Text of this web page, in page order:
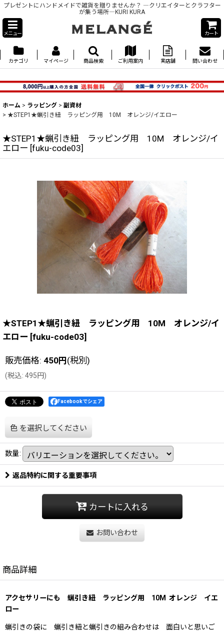
プレゼントにハンドメイドで雑貨を贈りませんか？ ―クリエイターとクラフター
が集う場所―KURI KURA
メニュー カート
カテゴリ マイページ 商品検索 ご利用案内 実店舗 問い合わせ
ホーム > ラッピング > 副資材
> ★STEP1★蝋引き紐 ラッピング用 10M オレンジ/イエロー
★STEP1★蝋引き紐 ラッピング用 10M オレンジ/イ
エロー [fuku-code03]
★STEP1★蝋引き紐 ラッピング用 10M オレンジ/イ
エロー [fuku-code03]
販売価格: 450円(税別)
(税込: 495円)
Facebookでシェア
色 を選択してください
数量:
返品特約に関する重要事項
カートに入れる
お問い合わせ
商品詳細
アクセサリーにも 蝋引き紐 ラッピング用 10M オレンジ イエ
ロー
蝋引きの袋に 蝋引き紐と蝋引きの組み合わせは 面白いと思いご